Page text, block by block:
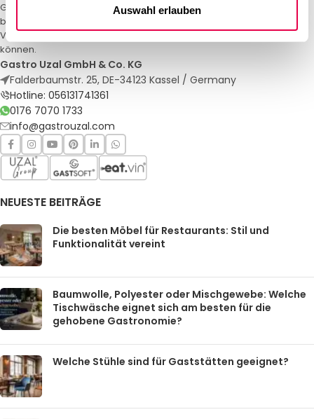
Auswahl erlauben
Gastro Uzal – Ihr Spezialist für Gastronomiemöbel und -textilien. Wir
bieten maßgeschneiderte Lösungen für Restaurants, Hotels und
Veranstaltungen. Qualität und Service, auf die Sie sich verlassen
können.
Gastro Uzal GmbH & Co. KG
Falderbaumstr. 25, DE-34123 Kassel / Germany
Hotline: 056131741361
0176 7070 1733
info@gastrouzal.com
NEUESTE BEITRÄGE
Die besten Möbel für Restaurants: Stil und
Funktionalität vereint
Baumwolle, Polyester oder Mischgewebe: Welche
Tischwäsche eignet sich am besten für die
gehobene Gastronomie?
Welche Stühle sind für Gaststätten geeignet?